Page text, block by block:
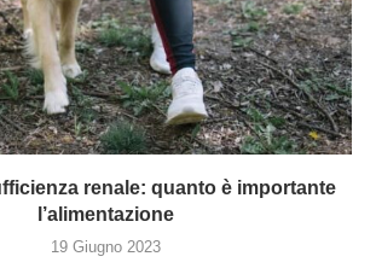
renale: quanto è importante
l’alimentazione
19 Giugno 2023